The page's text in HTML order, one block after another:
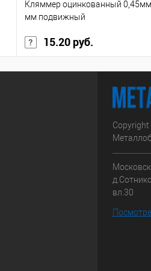
Кляммер оцинкованный
мм подвижный
15.20 руб.
вл.30